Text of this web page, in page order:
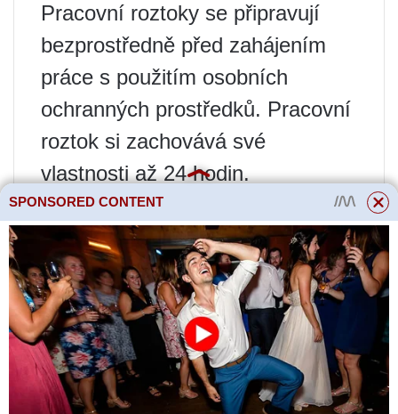
Pracovní roztoky se připravují
bezprostředně před zahájením
práce s použitím osobních
ochranných prostředků. Pracovní
roztok si zachovává své
vlastnosti až 24 hodin.
Pravidla postupu
Účinnost ošetření přímo závisí na
správnosti postupu postřiku.
Postřik se provádí za
bezvětrného počasí, což zajišťuje
rovnoměrnou aplikaci přípravku.
Při větru se fungicid rychle odpaří
SPONSORED CONTENT